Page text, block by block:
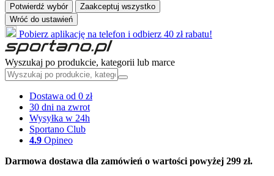
Potwierdź wybór
Zaakceptuj wszystko
Wróć do ustawień
Pobierz aplikację na telefon i odbierz 40 zł rabatu!
Wyszukaj po produkcie, kategorii lub marce
Dostawa od 0 zł
30 dni na zwrot
Wysyłka w 24h
Sportano Club
4.9 Opineo
Darmowa dostawa dla zamówień o wartości powyżej 299 zł.